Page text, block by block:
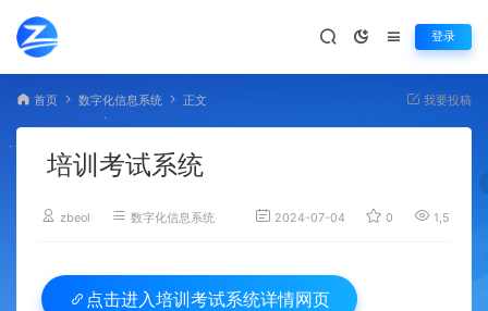
登录
首页 数字化信息系统 正文 我要投稿
培训考试系统
zbeol 数字化信息系统 2024-07-04 0 1,544
点击进入 培训考试系统详情网页